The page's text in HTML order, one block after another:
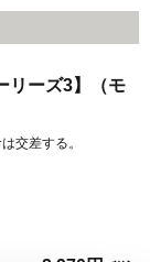
リーズ3】（モ
交差する。